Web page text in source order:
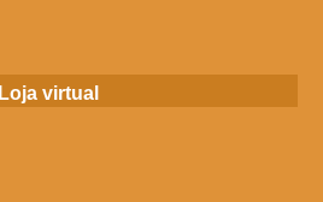
Loja virtual